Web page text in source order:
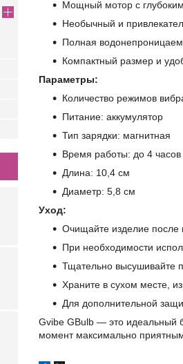
Мощный мотор с
Необычный и
Полная
Компактный размер и
Параметры:
Количество режимов
Питание: аккумулятор
Тип зарядки: магнитная
Время работы: до 4 часов
Длина: 10,4 см
Диаметр: 5,8 см
Уход:
Очищайте изделие после
При необходимости
Тщательно высушивайте
Храните в сухом месте,
Для дополнительной
Gvibe GBulb — это идеальный
момент максимально